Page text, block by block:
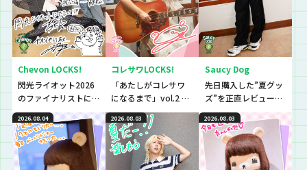
Chevon LOCKS!
閃光ライオット2026
のファイナリストに
思わず「なんであん
な上手いの？！」さ
らに今夜は『セット
リストNo.5』の授
業！
コレサワLOCKS!
「あたしがコレサワ
になるまで」vol.2 開
催！！
Saucy Dog
先日購入した”夏グッ
ズ”を正直レビューし
ていきました！
2026.08.04 2026.08.03 2026.08.03